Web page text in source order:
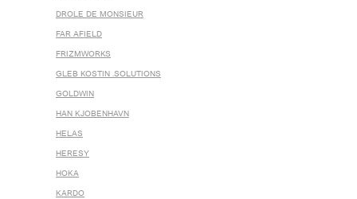
DROLE DE MONSIEUR
FAR AFIELD
FRIZMWORKS
GLEB KOSTIN .SOLUTIONS
GOLDWIN
HAN KJOBENHAVN
HELAS
HERESY
HOKA
KARDO